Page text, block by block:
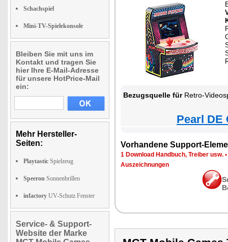
Schachspiel
Mini-TV-Spielekonsole
Bleiben Sie mit uns im
Kontakt und tragen Sie
hier Ihre E-Mail-Adresse
für unsere HotPrice-Mail
ein:
Mehr Hersteller-
Seiten:
Playtastic Spielzeug
Speeron Sonnenbrillen
infactory UV-Schutz Fenster
Service- & Support-
Website der Marke
Bezugsquelle fürRetro-
Pearl DE
Vorhandene Support-
1 Download Handbuch, Treiber usw. •
Auszeichnungen